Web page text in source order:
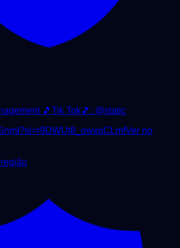
🎵Tik Tok🎵: @static
Ver no